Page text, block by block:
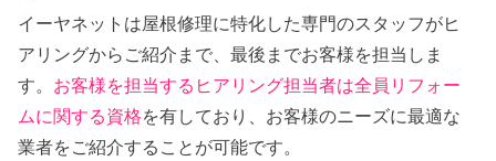
イーヤネットは屋根修理に特化した専門のスタッフがヒ
アリングからご紹介まで、最後までお客様を担当しま
す。 お客様を担当するヒアリング担当者は全員リフォー
ムに関する資格を有しており、お客様のニーズに最適な
業者をご紹介することが可能です。